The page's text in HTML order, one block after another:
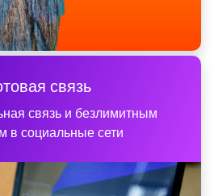
связь
связь и безлимитным
в социальные сети